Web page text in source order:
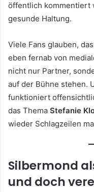
öffentlich kommentiert
gesunde Haltung.
Viele Fans glauben,
eben fernab von
nicht nur Partner,
auf der Bühne stehen.
funktioniert
das Thema Stefanie
wieder Schlagzeilen
Silbermond
und doch